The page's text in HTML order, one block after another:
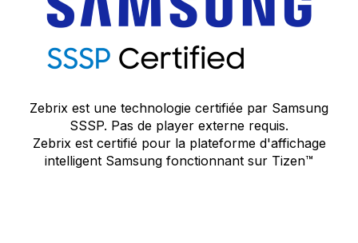
Zebrix est une technologie certifiée par Samsung
SSSP. Pas de player externe requis.
Zebrix est certifié pour la plateforme d'affichage
intelligent Samsung fonctionnant sur Tizen™